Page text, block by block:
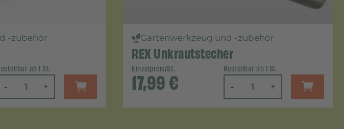
-zubehör
ab 1 St.
- +
Gartenwerkzeug und -zubehör
REX Unkrautstecher
Einzelpreis/St.
17,99€
Bestellbar ab 1 St.
- +